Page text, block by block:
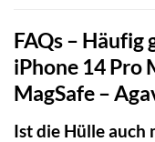
FAQs – Häufig
iPhone 14 Pro
MagSafe –
Ist die Hülle auch